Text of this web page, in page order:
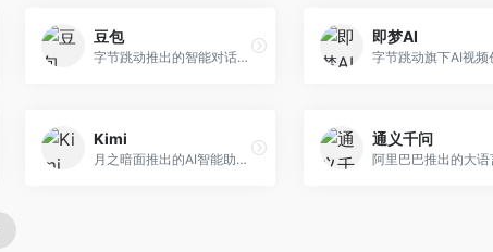
豆包
字节跳动推出的智能对话助手平台，提供文本创作、知识问答、英语学习等多种AI服务。面向普通用户和内容创作者，支持多轮对话和文件解析，免费使用，响应速度快，中文理解能力强。
即梦AI
Kimi
月之暗面推出的AI智能助手，核心优势在于超长文本处理能力，支持20万字以上文档分析。面向学术研究者、职场人士和内容创作者，提供文档解读、PPT生成、联网搜索等综合服务。
通义千问